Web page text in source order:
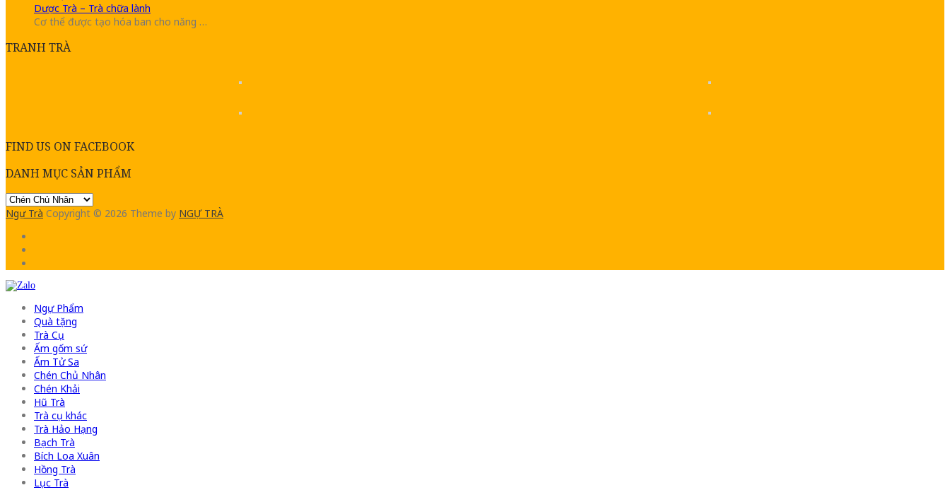
Dược Trà – Trà chữa lành
Cơ thể được tạo hóa ban cho năng …
TRANH TRÀ
FIND US ON FACEBOOK
DANH MỤC SẢN PHẨM
Ngự Trà Copyright © 2026 Theme by NGỰ TRÀ
Ngự Phẩm
Quà tặng
Trà Cụ
Ấm gốm sứ
Ấm Tử Sa
Chén Chủ Nhân
Chén Khải
Hũ Trà
Trà cụ khác
Trà Hảo Hạng
Bạch Trà
Bích Loa Xuân
Hồng Trà
Lục Trà